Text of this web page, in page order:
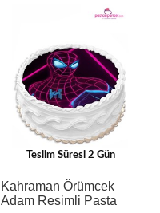
Teslim Süresi 2 Gün
Kahraman Örümcek
Adam Resimli Pasta